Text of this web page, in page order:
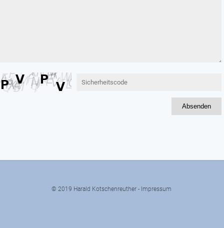
Absenden
© 2019 Harald Kotschenreuther - Impressum